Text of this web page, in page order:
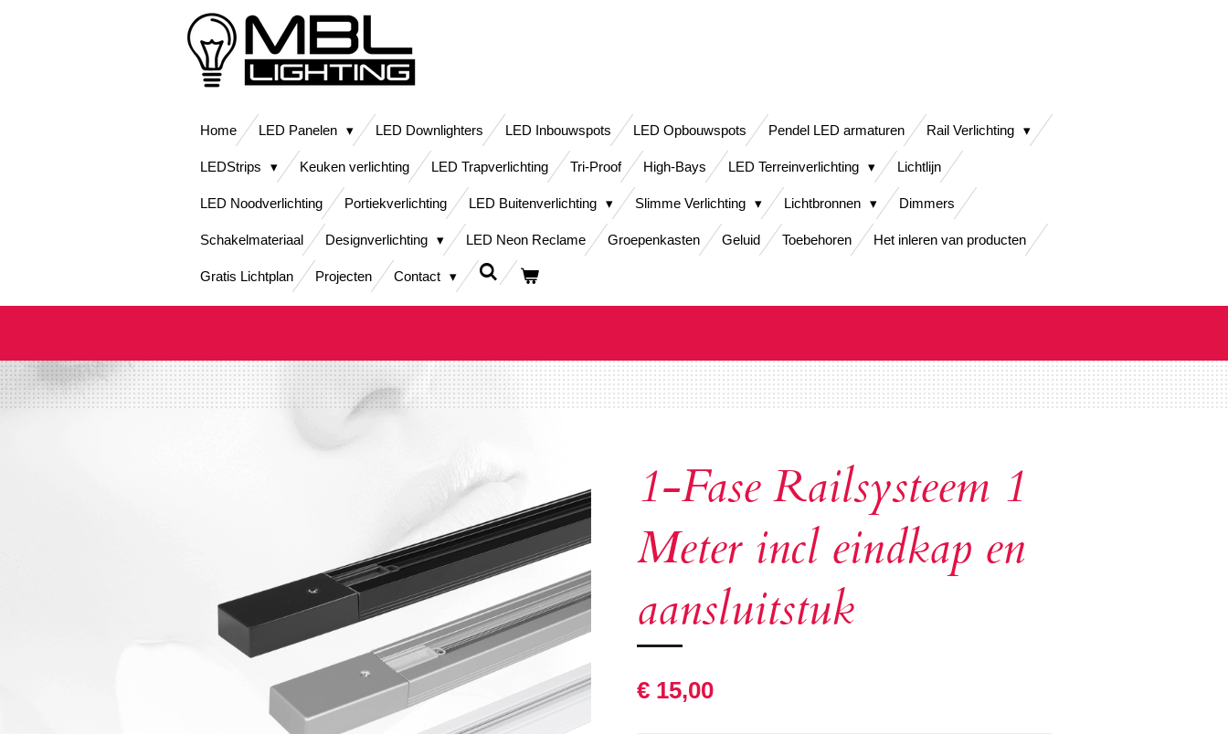
Home LED Panelen LED Downlighters LED Inbouwspots LED Opbouwspots Pendel LED armaturen Rail Verlichting
LEDStrips Keuken verlichting LED Trapverlichting Tri-Proof High-Bays LED Terreinverlichting Lichtlijn
LED Noodverlichting Portiekverlichting LED Buitenverlichting Slimme Verlichting Lichtbronnen Dimmers
Schakelmateriaal Designverlichting LED Neon Reclame Groepenkasten Geluid Toebehoren Het inleren van producten
Gratis Lichtplan Projecten Contact
1-Fase Railsysteem 1
Meter incl eindkap en
aansluitstuk
€ 15,00